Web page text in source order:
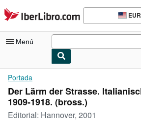
Pasar al contenido principal
IberLibro.com EUR
de
del
Menú
Mi cuenta
Consultar mis pedidos
Búsqueda avanzada
Portada
Der Lärm der Strasse.
1909-1918. (bross.)
Editorial: Hannover, 2001